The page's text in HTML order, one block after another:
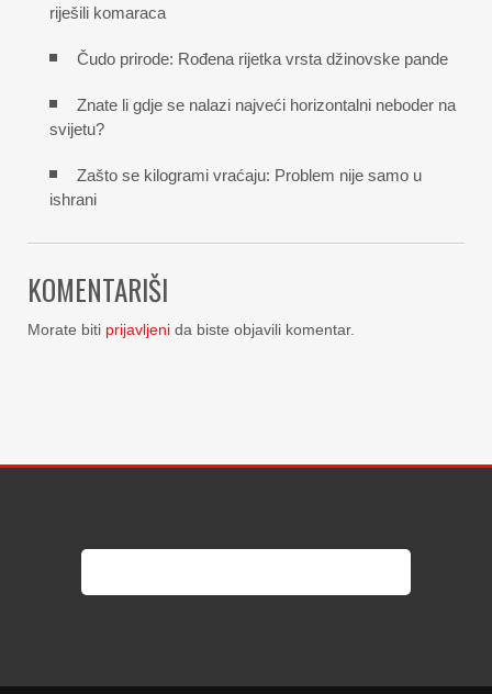
riješili komaraca
Čudo prirode: Rođena rijetka vrsta džinovske pande
Znate li gdje se nalazi najveći horizontalni neboder na
svijetu?
Zašto se kilogrami vraćaju: Problem nije samo u
ishrani
KOMENTARIŠI
Morate biti prijavljeni da biste objavili komentar.